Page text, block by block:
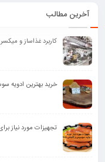
آخرین مطالب
کاربرد غذاساز و
خرید بهترین ادویه
تجهیزات مورد نیاز